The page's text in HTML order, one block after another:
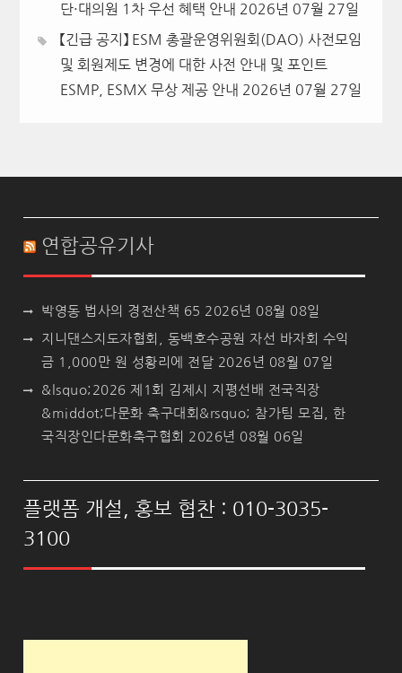
단·대의원 1차 우선 혜택 안내 2026년 07월 27일
【긴급 공지】 ESM 총괄운영위원회(DAO) 사전모임
및 회원제도 변경에 대한 사전 안내 및 포인트
ESMP, ESMX 무상 제공 안내 2026년 07월 27일
연합공유기사
박영동 법사의 경전산책 65 2026년 08월 08일
지니댄스지도자협회, 동백호수공원 자선 바자회 수익
금 1,000만 원 성황리에 전달 2026년 08월 07일
&lsquo;2026 제1회 김제시 지평선배 전국직장
&middot;다문화 축구대회&rsquo; 참가팀 모집, 한
국직장인다문화축구협회 2026년 08월 06일
플랫폼 개설, 홍보 협찬 : 010-3035-
3100